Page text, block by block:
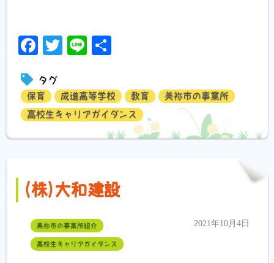
Facebook
Twitter
Line
タグ
保育 成進高等学校 教育
美祢市の事業所
高校生キャリアガイダンス
(株)大和建設
美祢市の事業所紹介
高校生キャリアガイダンス
2021年10月4日